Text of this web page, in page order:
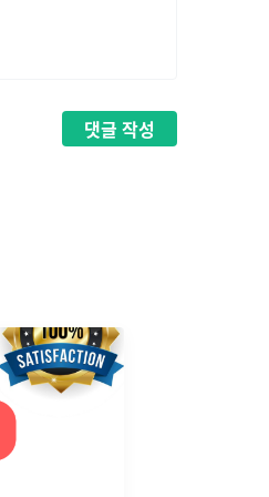
댓글 작성